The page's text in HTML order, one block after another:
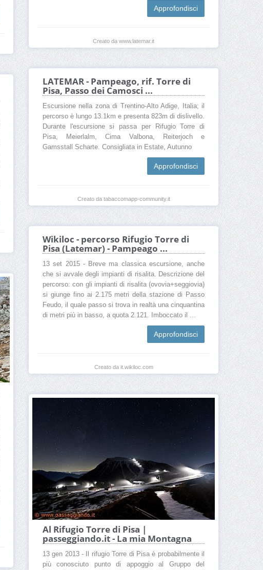
Approfondisci
Creato da www.latemar.it
LATEMAR - Pampeago, rif. Torre di
Pisa, Passo dei Camosci ...
Escursione nella zona di Trentino-Alto Adige, Italia; il
percorso è lungo 13.1km e presenta 823m di dislivello.
Durante l'escursione si passa per Rifugio Torre di
Pisa, Meierlalm, Cima Valbona, Reiterjoch e
Gamsstall Scharte. Consigliata in Estate, Autunno
Approfondisci
Creato da tabaccomapp-community.it
Wikiloc - percorso Rifugio Torre di
Pisa (Latemar) - Pampeago ...
13 set 2015 - Breve ma classica escursione, anche
che si avvale degli impianti di risalita. Descrizione del
percorso: con gli impianti di risalita (ovovia+seggiovia)
si giunge fino ai 2.175 metri della stazione di Passo
Feudo, il quale passo si trova in realtà una cinquantina
di metri più in basso, a quota 2.121. Imboccato il ...
Approfondisci
Creato da it.wikiloc.com
Al Rifugio Torre di Pisa |
passeggiando.it - La mia Montagna
13 gen 2013 - Il rifugio Torre di Pisa è probabilmente il
più conosciuto punto di appoggio al Gruppo del